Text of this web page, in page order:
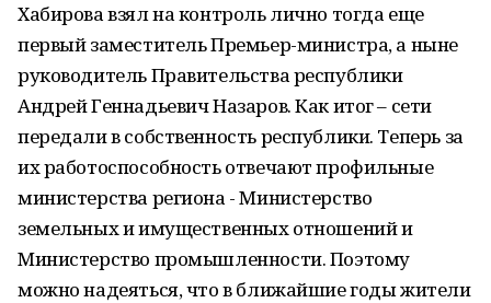
Хабирова взял на контроль лично тогда еще
первый заместитель Премьер-министра, а ныне
руководитель Правительства республики
Андрей Геннадьевич Назаров. Как итог – сети
передали в собственность республики. Теперь за
их работоспособность отвечают профильные
министерства региона - Министерство
земельных и имущественных отношений и
Министерство промышленности. Поэтому
можно надеяться, что в ближайшие годы жители